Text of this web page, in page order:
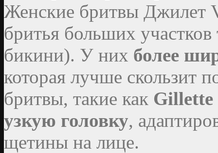
Женские бритвы Джилет
бритья больших
бикини). У них более
которая лучше скользит
бритвы, такие как Gillette
узкую головку,
щетины на лице.